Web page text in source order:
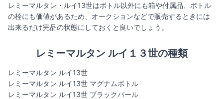
レミーマルタン・ルイ13世はボトル以外にも箱や付属品、ボトル
の栓にも価値があるため、オークションなどで販売するときには
出来るだけ完品の状態にしておくと良いでしょう。
レミーマルタン ルイ１３世の種類
レミーマルタン ルイ13世
レミーマルタン ルイ13世 マグナムボトル
レミーマルタン ルイ13世 ブラックパール